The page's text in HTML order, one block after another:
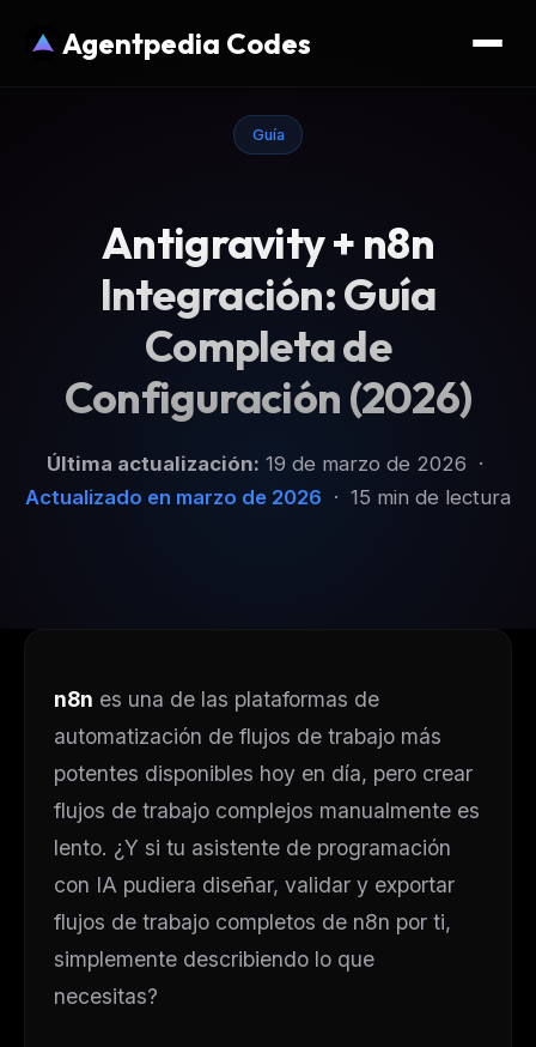
Agentpedia Codes
Guía
Antigravity + n8n
Integración: Guía
Completa de
Configuración (2026)
Última actualización: 19 de marzo de 2026 ·
Actualizado en marzo de 2026 · 15 min de lectura
n8n es una de las plataformas de
automatización de flujos de trabajo más
potentes disponibles hoy en día, pero crear
flujos de trabajo complejos manualmente es
lento. ¿Y si tu asistente de programación
con IA pudiera diseñar, validar y exportar
flujos de trabajo completos de n8n por ti,
simplemente describiendo lo que
necesitas?